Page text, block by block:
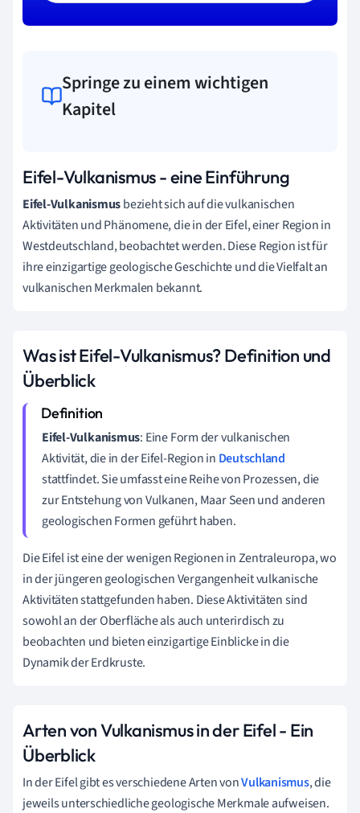
Springe zu einem wichtigen
Kapitel
Eifel-Vulkanismus - eine Einführung
Eifel-Vulkanismusbezieht sich auf die vulkanischen
Aktivitäten und Phänomene, die in der Eifel, einer Region in
Westdeutschland, beobachtet werden. Diese Region ist für
ihre einzigartige geologische Geschichte und die Vielfalt an
vulkanischen Merkmalen bekannt.
Was ist Eifel-Vulkanismus? Definition und
Überblick
Eifel-Vulkanismus: Eine Form der vulkanischen
Aktivität, die in der Eifel-Region in Deutschland
stattfindet. Sie umfasst eine Reihe von Prozessen, die
zur Entstehung von Vulkanen, Maar Seen und anderen
geologischen Formen geführt haben.
Die Eifel ist eine der wenigen Regionen in Zentraleuropa, wo
in der jüngeren geologischen Vergangenheit vulkanische
Aktivitäten stattgefunden haben. Diese Aktivitäten sind
sowohl an der Oberfläche als auch unterirdisch zu
beobachten und bieten einzigartige Einblicke in die
Dynamik der Erdkruste.
Arten von Vulkanismus in der Eifel - Ein
Überblick
In der Eifel gibt es verschiedene Arten vonVulkanismus, die
jeweils unterschiedliche geologische Merkmale aufweisen.